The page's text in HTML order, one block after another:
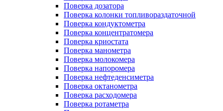
Поверка дозатора
Поверка колонки топливораздаточной
Поверка кондуктометра
Поверка концентратомера
Поверка криостата
Поверка манометра
Поверка молокомера
Поверка напоромера
Поверка нефтеденсиметра
Поверка октанометра
Поверка расходомера
Поверка ротаметра